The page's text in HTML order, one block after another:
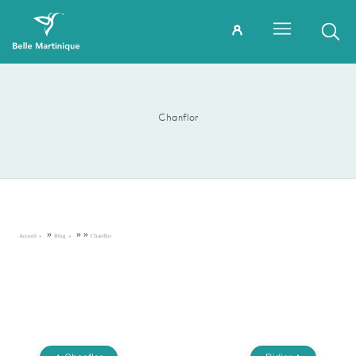
Chanflor
Accueil » Blog » » Chanflor